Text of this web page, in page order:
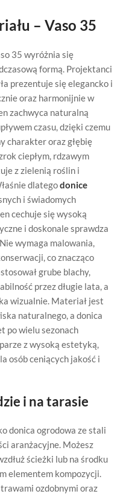
– Vaso 35
35 wyróżnia się
formą. Projektanci
prezentuje się elegancko i
oraz harmonijnie w
zachwyca naturalną
czasu, dzięki czemu
charakter oraz głębię
ciepłym, rdzawym
z zielenią roślin i
dlategodonice
i świadomych
cechuje się wysoką
i doskonale sprawdza
wymaga malowania,
co znacząco
grube blachy,
przez długie lata, a
wizualnie. Materiał jest
naturalnego, a donica
po wielu sezonach
z wysoką estetyką,
osób ceniących jakość i
i na tarasie
donica ogrodowa ze stali
aranżacyjne. Możesz
ścieżki lub na środku
elementem kompozycji.
ozdobnymi oraz